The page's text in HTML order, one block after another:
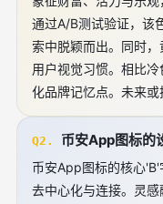
通过A/B测试验证，该
索中脱颖而出。同时
用户视觉习惯。相比
化品牌记忆点。未来或
Q2. 币安App图标的
币安App图标的核心
去中心化与连接。灵